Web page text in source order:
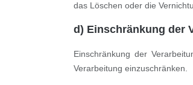
das Löschen oder die
d) Einschränkung der
Einschränkung der
Verarbeitung einzuschränken.